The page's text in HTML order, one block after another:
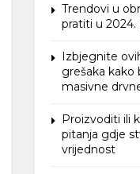
Trendovi u
pratiti u 2024.
Izbjegnite
grešaka kako
masivne
Proizvoditi ili
pitanja gdje
vrijednost